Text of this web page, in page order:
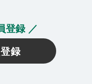
登録 ／
録